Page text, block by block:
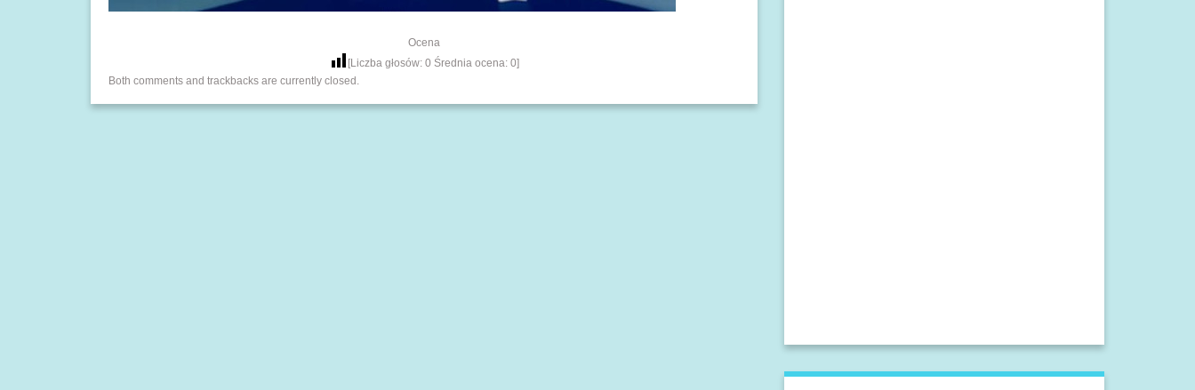
Ocena
[Liczba głosów: 0 Średnia ocena: 0]
Both comments and trackbacks are currently closed.